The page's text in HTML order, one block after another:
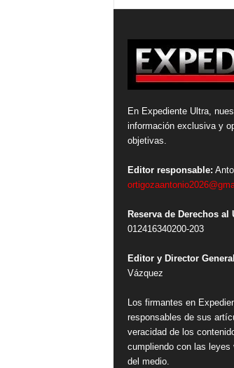
En Expediente Ultra,
información exclusiva y
objetivas.
Editor responsable:
Reserva de Derechos
012416340200-203
Editor y Director
Vázquez
Los firmantes en
responsables de sus
veracidad de los
cumpliendo con las
del medio.